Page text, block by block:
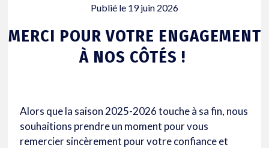
Publié le 19 juin 2026
MERCI POUR VOTRE ENGAGEMENT
À NOS CÔTÉS !
Alors que la saison 2025-2026 touche à sa fin, nous
souhaitions prendre un moment pour vous
remercier sincèrement pour votre confiance et